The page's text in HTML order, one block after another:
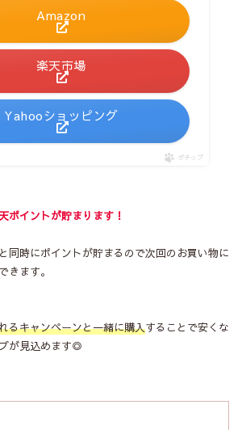
Amazon
楽天市場
Yahooショッピング
ポチップ
ポイントが貯まります！
同時にポイントが貯まるので次回のお買い物に
きます。
るキャンペーンと一緒に購入することで安くな
が見込めます◎